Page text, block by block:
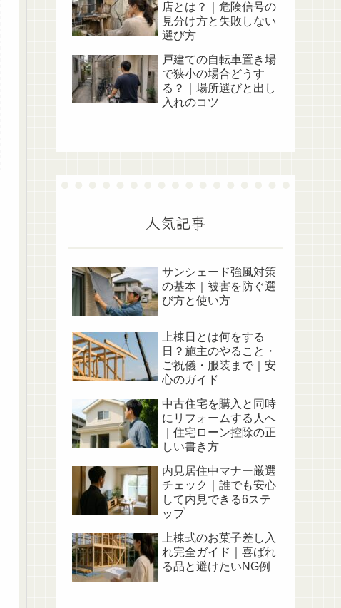
店とは？｜危険信号の
見分け方と失敗しない
選び方
戸建ての自転車置き場
で狭小の場合どうす
る？｜場所選びと出し
入れのコツ
人気記事
サンシェード強風対策
の基本｜被害を防ぐ選
び方と使い方
上棟日とは何をする
日？施主のやること・
ご祝儀・服装まで｜安
心のガイド
中古住宅を購入と同時
にリフォームする人へ
｜住宅ローン控除の正
しい書き方
内見居住中マナー厳選
チェック｜誰でも安心
して内見できる6ステ
ップ
上棟式のお菓子差し入
れ完全ガイド｜喜ばれ
る品と避けたいNG例